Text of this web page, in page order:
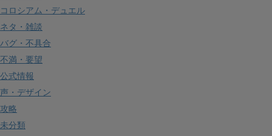
コロシアム・デュエル
ネタ・雑談
バグ・不具合
不満・要望
公式情報
声・デザイン
攻略
未分類